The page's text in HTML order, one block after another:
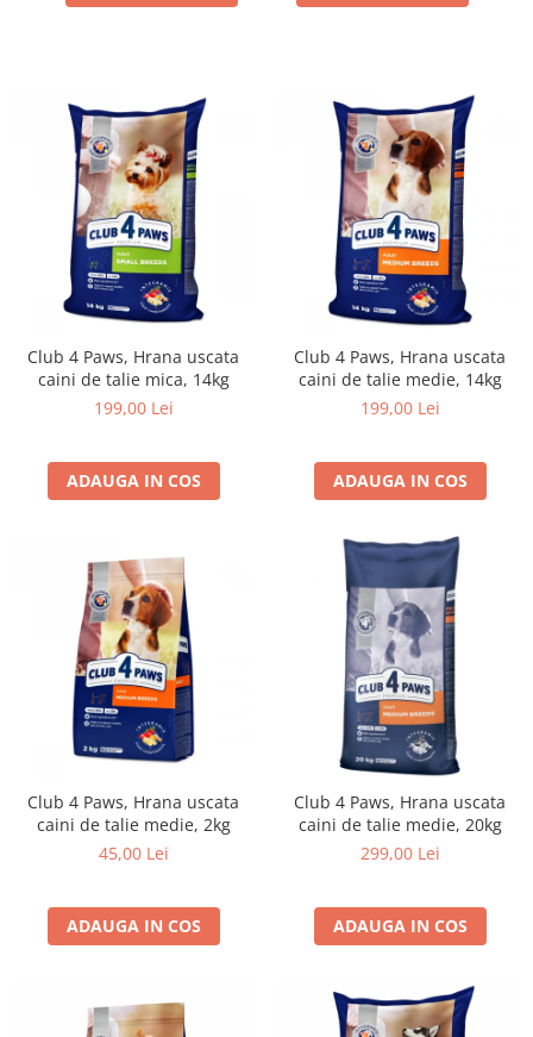
Club 4 Paws, Hrana uscata
caini de talie mica, 14kg
199,00 Lei
ADAUGA IN COS
Club 4 Paws, Hrana uscata
caini de talie medie, 14kg
199,00 Lei
ADAUGA IN COS
Club 4 Paws, Hrana uscata
caini de talie medie, 2kg
45,00 Lei
ADAUGA IN COS
Club 4 Paws, Hrana uscata
caini de talie medie, 20kg
299,00 Lei
ADAUGA IN COS